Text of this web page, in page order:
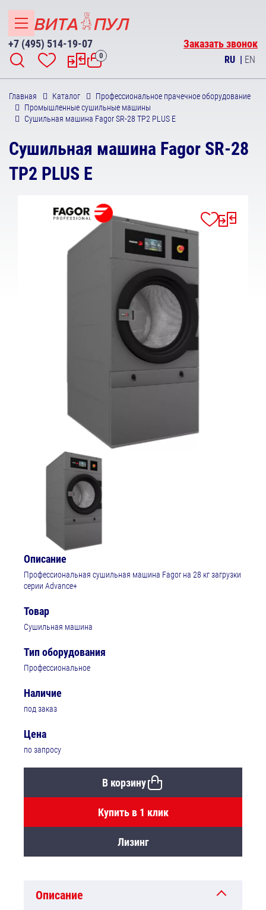
+7 (495) 514-19-07 Заказать звонок
0 RU | EN
Главная Каталог
Профессиональное прачечное оборудование
Промышленные сушильные машины
Сушильная машина Fagor SR-28 TP2 PLUS E
Сушильная машина Fagor SR-28
TP2 PLUS E
Описание
Профессиональная сушильная машина Fagor на 28 кг загрузки
серии Advance+
Товар
Сушильная машина
Тип оборудования
Профессиональное
Наличие
под заказ
Цена
по запросу
В корзину
Купить в 1 клик
Лизинг
Описание